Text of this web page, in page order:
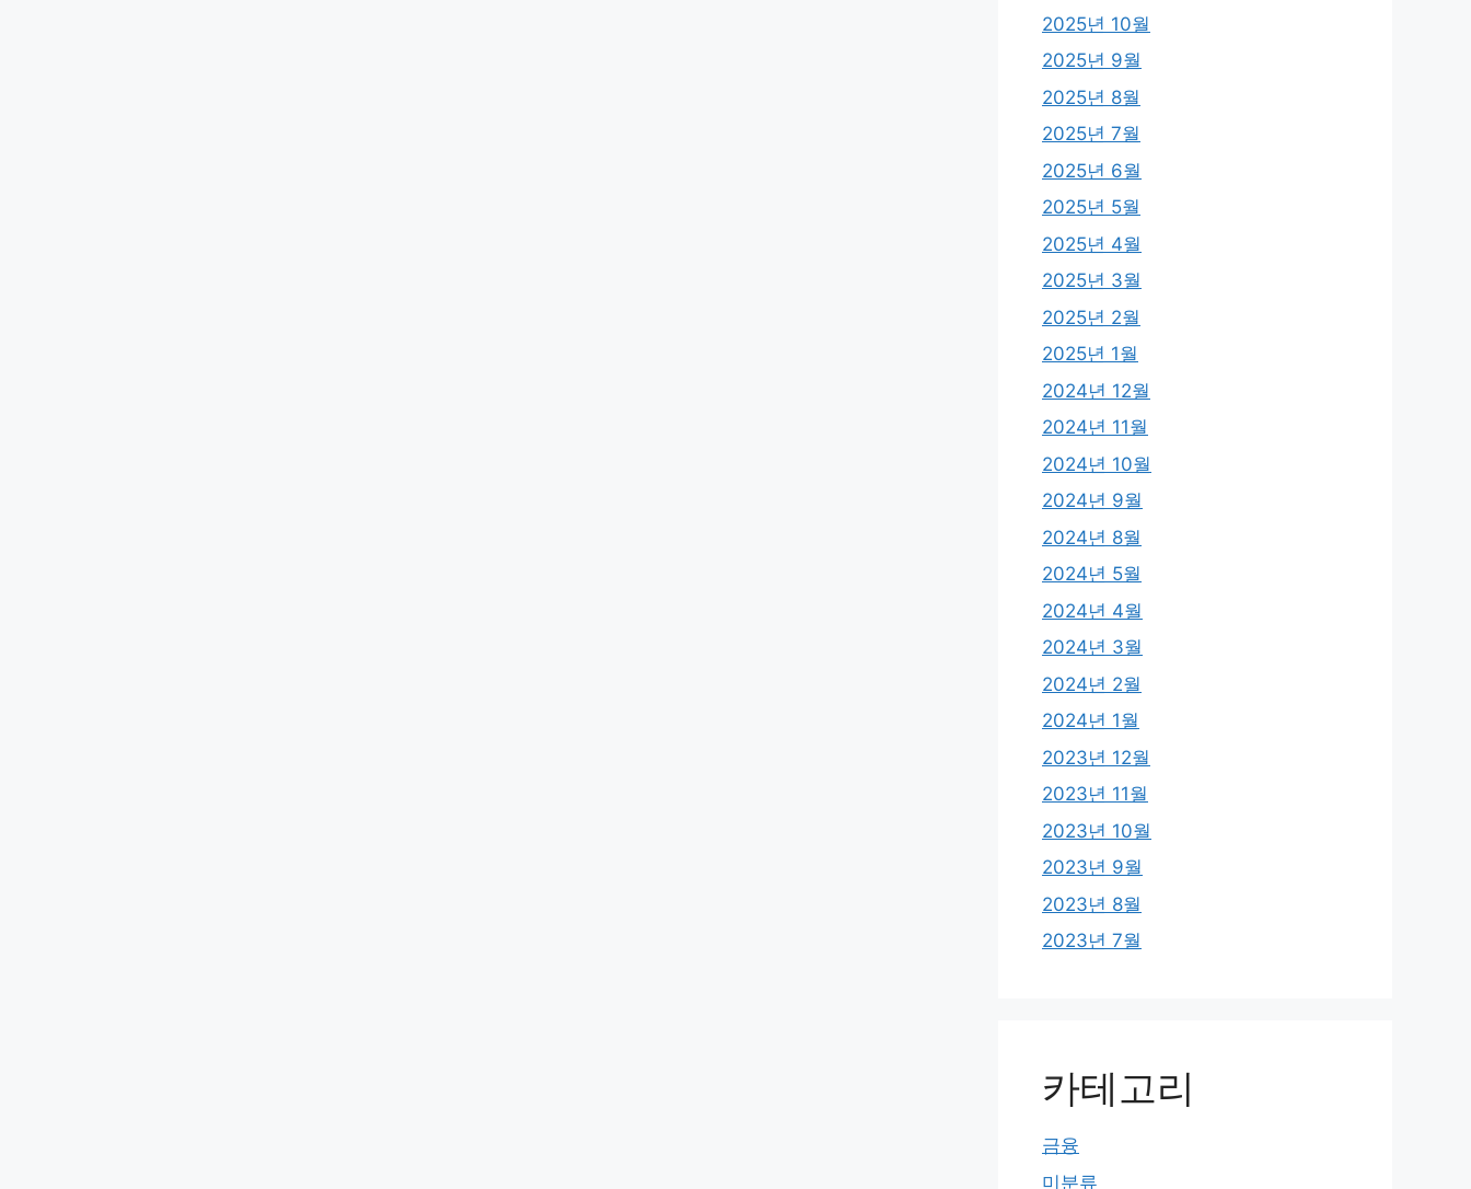
2025년 10월
2025년 9월
2025년 8월
2025년 7월
2025년 6월
2025년 5월
2025년 4월
2025년 3월
2025년 2월
2025년 1월
2024년 12월
2024년 11월
2024년 10월
2024년 9월
2024년 8월
2024년 5월
2024년 4월
2024년 3월
2024년 2월
2024년 1월
2023년 12월
2023년 11월
2023년 10월
2023년 9월
2023년 8월
2023년 7월
카테고리
금융
미분류